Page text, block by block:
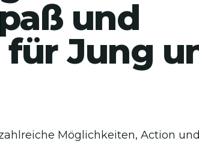
und
Jung
Möglichkeiten, Action